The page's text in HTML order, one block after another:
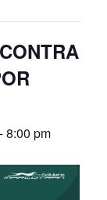
-8:00 pm